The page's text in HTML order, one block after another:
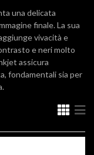
una delicata
finale. La sua
vivacità e
e neri molto
assicura
fondamentali sia per